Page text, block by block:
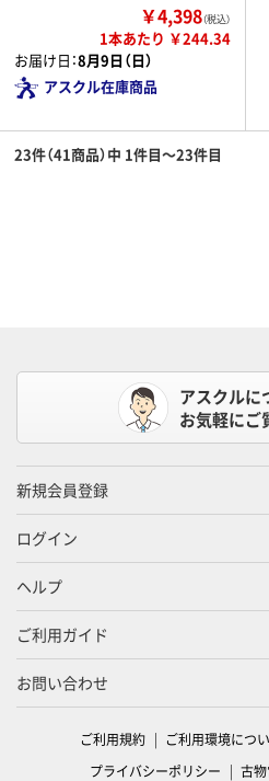
￥4,398（税込）
1本あたり ￥244.34
お届け日：8月9日（日）
アスクル在庫商品
23件（41商品）中 1件目～23件目
アスクルに
お気軽にご
新規会員登録
ログイン
ヘルプ
ご利用ガイド
お問い合わせ
ご利用規約 ご利用環境につ
プライバシーポリシー
古